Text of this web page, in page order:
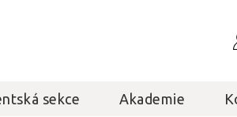
sekce Akademie